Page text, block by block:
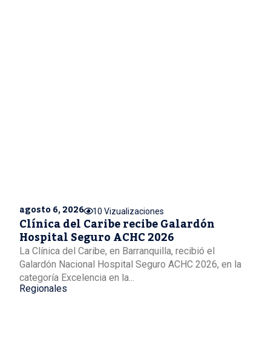
agosto 6, 2026 10 Vizualizaciones
Clínica del Caribe recibe Galardón
Hospital Seguro ACHC 2026
La Clínica del Caribe, en Barranquilla, recibió el
Galardón Nacional Hospital Seguro ACHC 2026, en la
categoría Excelencia en la...
Regionales